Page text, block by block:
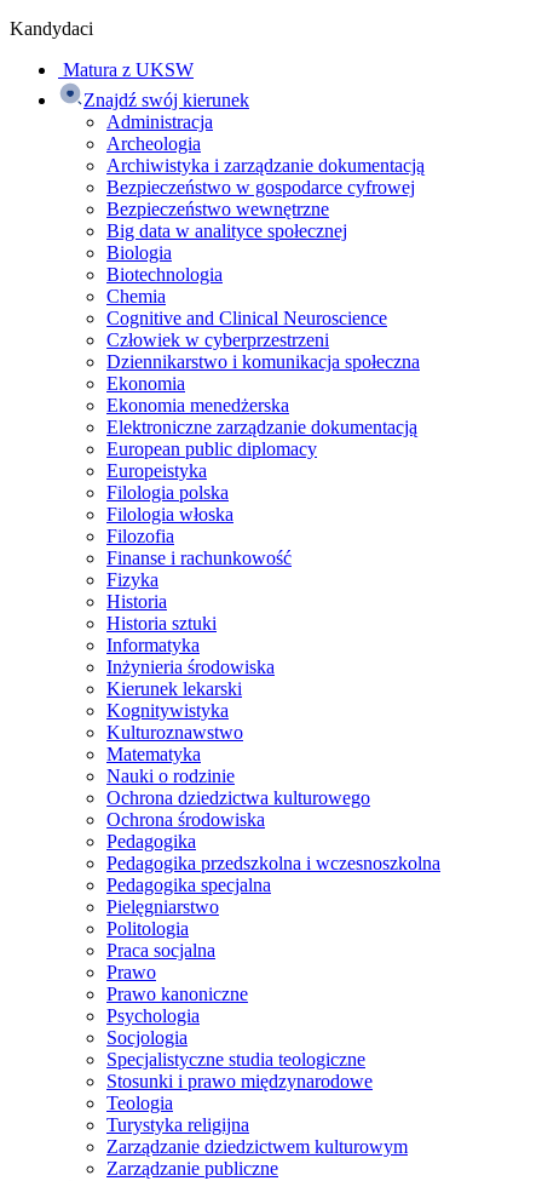
Kandydaci
Matura z UKSW
Znajdź swój kierunek
Administracja
Archeologia
Archiwistyka i zarządzanie dokumentacją
Bezpieczeństwo w gospodarce cyfrowej
Bezpieczeństwo wewnętrzne
Big data w analityce społecznej
Biologia
Biotechnologia
Chemia
Cognitive and Clinical Neuroscience
Człowiek w cyberprzestrzeni
Dziennikarstwo i komunikacja społeczna
Ekonomia
Ekonomia menedżerska
Elektroniczne zarządzanie dokumentacją
European public diplomacy
Europeistyka
Filologia polska
Filologia włoska
Filozofia
Finanse i rachunkowość
Fizyka
Historia
Historia sztuki
Informatyka
Inżynieria środowiska
Kierunek lekarski
Kognitywistyka
Kulturoznawstwo
Matematyka
Nauki o rodzinie
Ochrona dziedzictwa kulturowego
Ochrona środowiska
Pedagogika
Pedagogika przedszkolna i wczesnoszkolna
Pedagogika specjalna
Pielęgniarstwo
Politologia
Praca socjalna
Prawo
Prawo kanoniczne
Psychologia
Socjologia
Specjalistyczne studia teologiczne
Stosunki i prawo międzynarodowe
Teologia
Turystyka religijna
Zarządzanie dziedzictwem kulturowym
Zarządzanie publiczne